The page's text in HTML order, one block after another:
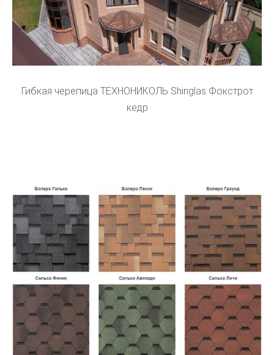
Гибкая черепица ТЕХНОНИКОЛЬ Shinglas Фокстрот
кедр